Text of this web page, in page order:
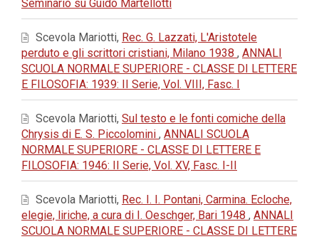
Seminario su Guido Martellotti
Scevola Mariotti, Rec. G. Lazzati, L'Aristotele
perduto e gli scrittori cristiani, Milano 1938 , ANNALI
SCUOLA NORMALE SUPERIORE - CLASSE DI LETTERE
E FILOSOFIA: 1939: II Serie, Vol. VIII, Fasc. I
Scevola Mariotti, Sul testo e le fonti comiche della
Chrysis di E. S. Piccolomini , ANNALI SCUOLA
NORMALE SUPERIORE - CLASSE DI LETTERE E
FILOSOFIA: 1946: II Serie, Vol. XV, Fasc. I-II
Scevola Mariotti, Rec. I. I. Pontani, Carmina. Ecloche,
elegie, liriche, a cura di I. Oeschger, Bari 1948 , ANNALI
SCUOLA NORMALE SUPERIORE - CLASSE DI LETTERE